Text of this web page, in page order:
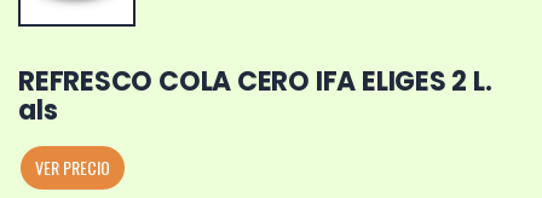
REFRESCO COLA CERO IFA ELIGES 2 L.
als
VER PRECIO